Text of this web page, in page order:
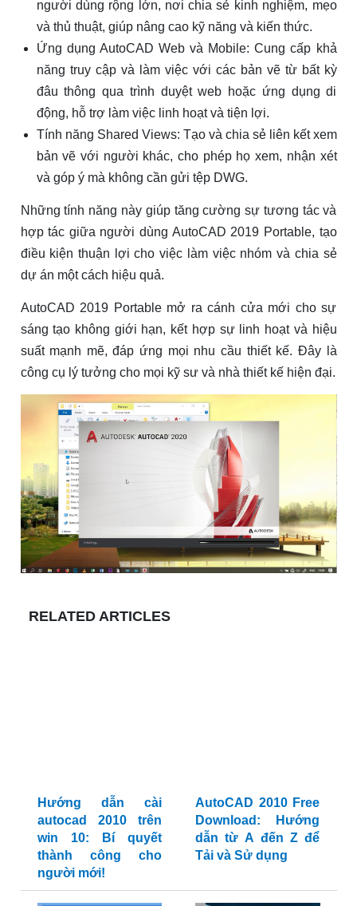
người dùng rộng lớn, nơi chia sẻ kinh nghiệm, mẹo
và thủ thuật, giúp nâng cao kỹ năng và kiến thức.
Ứng dụng AutoCAD Web và Mobile: Cung cấp khả
năng truy cập và làm việc với các bản vẽ từ bất kỳ
đâu thông qua trình duyệt web hoặc ứng dụng di
động, hỗ trợ làm việc linh hoạt và tiện lợi.
Tính năng Shared Views: Tạo và chia sẻ liên kết xem
bản vẽ với người khác, cho phép họ xem, nhận xét
và góp ý mà không cần gửi tệp DWG.
Những tính năng này giúp tăng cường sự tương tác và
hợp tác giữa người dùng AutoCAD 2019 Portable, tạo
điều kiện thuận lợi cho việc làm việc nhóm và chia sẻ
dự án một cách hiệu quả.
AutoCAD 2019 Portable mở ra cánh cửa mới cho sự
sáng tạo không giới hạn, kết hợp sự linh hoạt và hiệu
suất mạnh mẽ, đáp ứng mọi nhu cầu thiết kế. Đây là
công cụ lý tưởng cho mọi kỹ sư và nhà thiết kế hiện đại.
RELATED ARTICLES
Hướng dẫn cài
autocad 2010 trên
win 10: Bí quyết
thành công cho
người mới!
AutoCAD 2010 Free
Download: Hướng
dẫn từ A đến Z để
Tải và Sử dụng